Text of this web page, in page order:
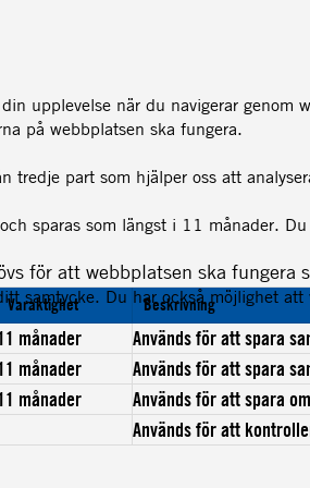
upplevelse när du navigerar genom
på webbplatsen ska fungera.
tredje part som hjälper oss att
sparas som längst i 11 månader.
samtycke. Du har också möjlighet att
för att webbplatsen ska
Varaktighet Beskrivning
månader
Används för att spara
månader
Används för att spara
månader
Används för att spara
Används för att